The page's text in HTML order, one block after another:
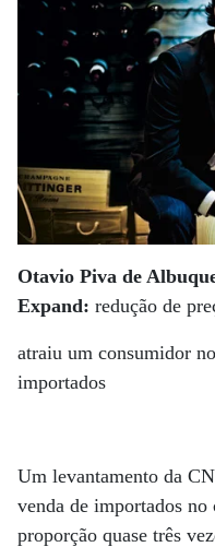
Otavio Piva de
Expand: redução de
atraiu um consumidor
importados
Um levantamento da
venda de importados no
proporção quase três